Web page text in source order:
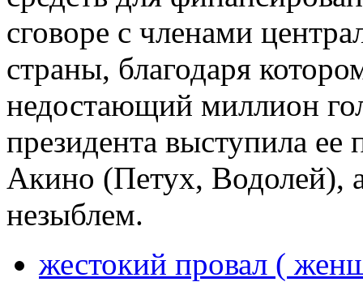
сговоре с членами
страны, благодаря
недостающий миллион
президента выступила
Акино (Петух, Водолей),
незыблем.
жестокий провал (